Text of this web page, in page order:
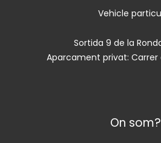
Vehicle
Sortida 9 de la
Aparcament privat: Carrer
On som?